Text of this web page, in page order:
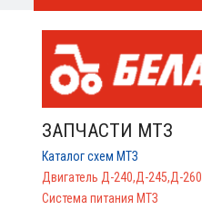
ЗАПЧАСТИ МТЗ
Каталог схем МТЗ
Двигатель Д-240,Д-245,Д-260
Система питания МТЗ